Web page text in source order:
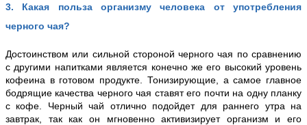
3. Какая польза организму человека от употребления
черного чая?
Достоинством или сильной стороной черного чая по сравнению
с другими напитками является конечно же его высокий уровень
кофеина в готовом продукте. Тонизирующие, а самое главное
бодрящие качества черного чая ставят его почти на одну планку
с кофе. Черный чай отлично подойдет для раннего утра на
завтрак, так как он мгновенно активизирует организм и его